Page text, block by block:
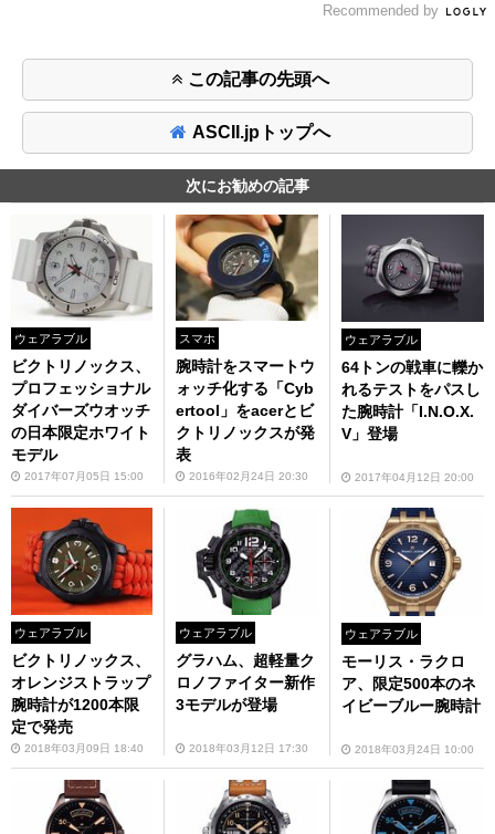
Recommended by
この記事の先頭へ
ASCII.jpトップへ
次にお勧めの記事
ウェアラブル
ビクトリノックス、
プロフェッショナル
ダイバーズウオッチ
の日本限定ホワイト
モデル
2017年07月05日 15:00
スマホ
腕時計をスマートウ
ォッチ化する「Cyb
ertool」をacerとビ
クトリノックスが発
表
2016年02月24日 20:30
ウェアラブル
64トンの戦車に轢か
れるテストをパスし
た腕時計「I.N.O.X.
V」登場
2017年04月12日 20:00
ウェアラブル
ビクトリノックス、
オレンジストラップ
腕時計が1200本限
定で発売
2018年03月09日 18:40
ウェアラブル
グラハム、超軽量ク
ロノファイター新作
3モデルが登場
2018年03月12日 17:30
ウェアラブル
モーリス・ラクロ
ア、限定500本のネ
イビーブルー腕時計
2018年03月24日 10:00